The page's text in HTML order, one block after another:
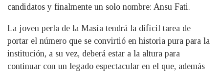
candidatos y finalmente un solo nombre: Ansu Fati.
La joven perla de la Masía tendrá la difícil tarea de
portar el número que se convirtió en historia pura para la
institución, a su vez, deberá estar a la altura para
continuar con un legado espectacular en el que, además